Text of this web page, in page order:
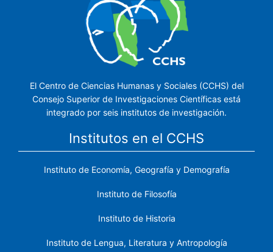
El Centro de Ciencias Humanas y Sociales (CCHS) del
Consejo Superior de Investigaciones Científicas está
integrado por seis institutos de investigación.
Institutos en el CCHS
Instituto de Economía, Geografía y Demografía
Instituto de Filosofía
Instituto de Historia
Instituto de Lengua, Literatura y Antropología